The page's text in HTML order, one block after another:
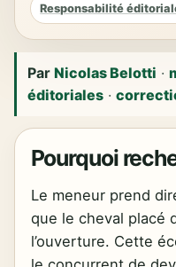
Responsabilité
ParNicolas Belotti ·
éditoriales ·
Pourquoi
Le meneur prend
que le cheval placé
l’ouverture. Cette